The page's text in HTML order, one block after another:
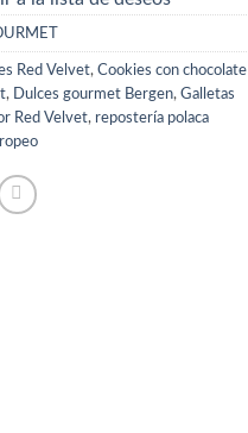
Red Velvet, Cookies con chocolate
, Dulces gourmet Bergen, Galletas
Red Velvet, repostería polaca